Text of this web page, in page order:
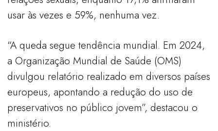
usar às vezes e 59%, nenhuma vez.
“A queda segue tendência mundial. Em 2024,
a Organização Mundial de Saúde (OMS)
divulgou relatório realizado em diversos países
europeus, apontando a redução do uso de
preservativos no público jovem”, destacou o
ministério.